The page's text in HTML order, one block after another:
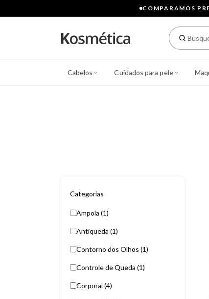
COMPARAMOS
Cabelos Cuidados para pele
Categorias
Ampola (1)
Antiqueda (1)
Contorno dos Olhos (1)
Controle de Queda (1)
Corporal (4)